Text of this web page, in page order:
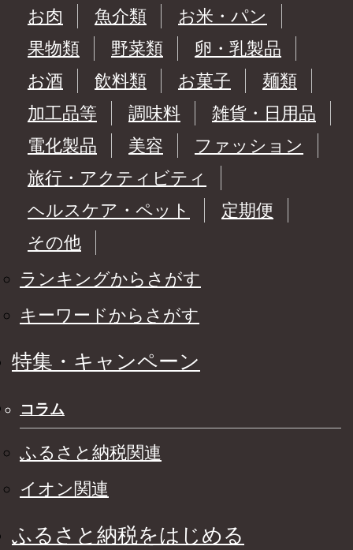
お肉
魚介類
お米・パン
果物類
野菜類
卵・乳製品
お酒
飲料類 お菓子
麺類
加工品等
調味料
雑貨・日用品
電化製品
美容
ファッション
旅行・アクティビティ
ヘルスケア・ペット
定期便
その他
ランキングからさがす
キーワードからさがす
特集・キャンペーン
コラム
ふるさと納税関連
イオン関連
ふるさと納税をはじめる